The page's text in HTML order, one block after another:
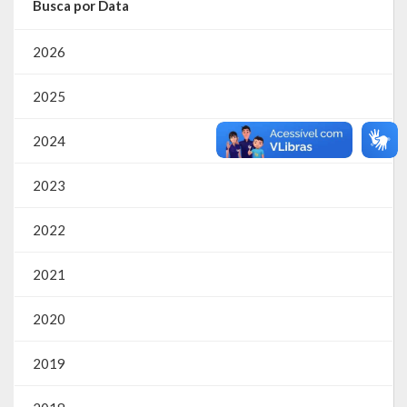
PPA
LOA
LDO
Transparência
Apresentação
Busca por Data
2026
2025
2024
2023
2022
2021
2020
2019